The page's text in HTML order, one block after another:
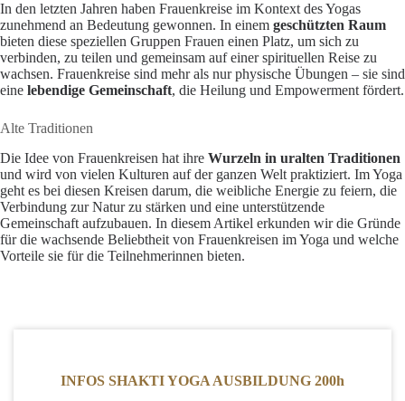
In den letzten Jahren haben Frauenkreise im Kontext des Yogas
zunehmend an Bedeutung gewonnen. In einem geschützten Raum
bieten diese speziellen Gruppen Frauen einen Platz, um sich zu
verbinden, zu teilen und gemeinsam auf einer spirituellen Reise zu
wachsen. Frauenkreise sind mehr als nur physische Übungen – sie sind
eine lebendige Gemeinschaft, die Heilung und Empowerment fördert.
Alte Traditionen
Die Idee von Frauenkreisen hat ihre Wurzeln in uralten Traditionen
und wird von vielen Kulturen auf der ganzen Welt praktiziert. Im Yoga
geht es bei diesen Kreisen darum, die weibliche Energie zu feiern, die
Verbindung zur Natur zu stärken und eine unterstützende
Gemeinschaft aufzubauen. In diesem Artikel erkunden wir die Gründe
für die wachsende Beliebtheit von Frauenkreisen im Yoga und welche
Vorteile sie für die Teilnehmerinnen bieten.
INFOS SHAKTI YOGA AUSBILDUNG 200h